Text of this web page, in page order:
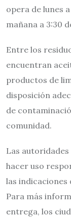
opera de lunes
mañana a 3:30
Entre los
encuentran
productos de
disposición
de
comunidad.
Las
hacer uso
las indicaciones
Para más
entrega, los